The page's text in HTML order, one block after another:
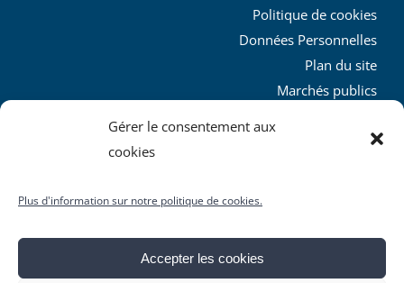
Gérer le consentement aux
cookies
Plus d'information sur notre politique de cookies.
Accepter les cookies
Politique de cookies
Données Personnelles
Plan du site
Marchés publics
L’agglo recrute